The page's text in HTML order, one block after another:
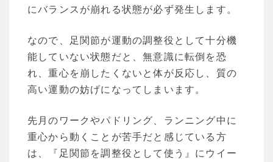
にバランスが崩れる状態が必ず発生します。
なので、足関節が運動の調整役として十分機
能していない状態だと、無意識に転倒を恐
れ、重心を崩したくないと体が反応し、質の
高い運動の妨げになってしまいます。
先月のワークやパドリング、ランニング中に
重心から動くことが苦手だと感じている方
は、『足関節を調整役として使う』にウイー